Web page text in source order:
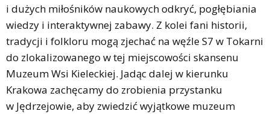
i dużych miłośników naukowych odkryć, pogłębiania
wiedzy i interaktywnej zabawy. Z kolei fani historii,
tradycji i folkloru mogą zjechać na węźle S7 w Tokarni
do zlokalizowanego w tej miejscowości skansenu
Muzeum Wsi Kieleckiej. Jadąc dalej w kierunku
Krakowa zachęcamy do zrobienia przystanku
w Jędrzejowie, aby zwiedzić wyjątkowe muzeum